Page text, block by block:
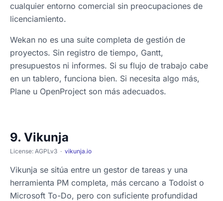
cualquier entorno comercial sin preocupaciones de
licenciamiento.
Wekan no es una suite completa de gestión de
proyectos. Sin registro de tiempo, Gantt,
presupuestos ni informes. Si su flujo de trabajo cabe
en un tablero, funciona bien. Si necesita algo más,
Plane u OpenProject son más adecuados.
9. Vikunja
License: AGPLv3 · vikunja.io
Vikunja se sitúa entre un gestor de tareas y una
herramienta PM completa, más cercano a Todoist o
Microsoft To-Do, pero con suficiente profundidad